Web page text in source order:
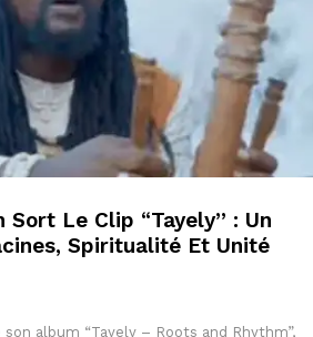
Sort Le Clip “Tayely” : Un
Spiritualité Et Unité
album “Tayely – Roots and Rhythm”,